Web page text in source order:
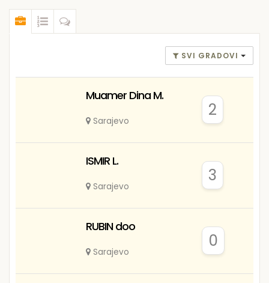
SVI GRADOVI
Muamer Dina M.
Sarajevo
2
ISMIR L.
Sarajevo
3
RUBIN doo
Sarajevo
0